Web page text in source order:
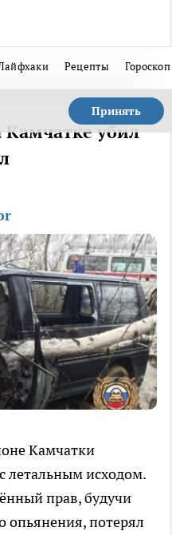
Рецепты Гороскоп
Принять
убил
Камчатки
летальным исходом.
прав, будучи
опьянения, потерял